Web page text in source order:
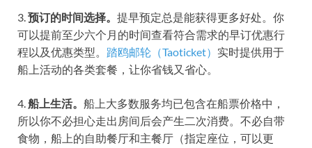
3.预订的时间选择。 提早预定总是能获得更多好处。你
可以提前至少六个月的时间查看符合需求的早订优惠行
程以及优惠类型。 踏鸥邮轮（Taoticket） 实时提供用于
船上活动的各类套餐，让你省钱又省心。
4.船上生活。 船上大多数服务均已包含在船票价格中，
所以你不必担心走出房间后会产生二次消费。不必自带
食物，船上的自助餐厅和主餐厅（指定座位，可以更